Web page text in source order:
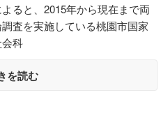
ると、2015年から現在まで両
査を実施している桃園市国家
科
を読む